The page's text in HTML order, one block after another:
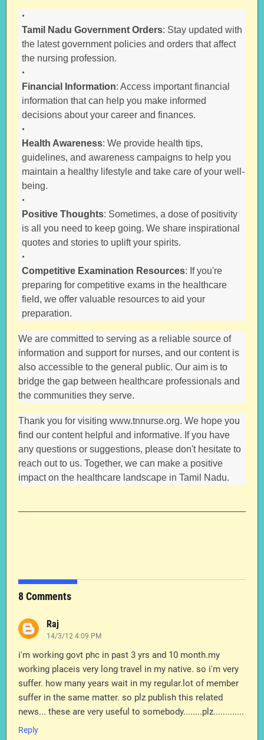
Tamil Nadu Government Orders: Stay updated with
the latest government policies and orders that affect
the nursing profession.
Financial Information: Access important financial
information that can help you make informed
decisions about your career and finances.
Health Awareness: We provide health tips,
guidelines, and awareness campaigns to help you
maintain a healthy lifestyle and take care of your well-
being.
Positive Thoughts: Sometimes, a dose of positivity
is all you need to keep going. We share inspirational
quotes and stories to uplift your spirits.
Competitive Examination Resources: If you're
preparing for competitive exams in the healthcare
field, we offer valuable resources to aid your
preparation.
We are committed to serving as a reliable source of
information and support for nurses, and our content is
also accessible to the general public. Our aim is to
bridge the gap between healthcare professionals and
the communities they serve.
Thank you for visiting www.tnnurse.org. We hope you
find our content helpful and informative. If you have
any questions or suggestions, please don't hesitate to
reach out to us. Together, we can make a positive
impact on the healthcare landscape in Tamil Nadu.
8 Comments
Raj
14/3/12 4:09 PM
i'm working govt phc in past 3 yrs and 10 month.my
working placeis very long travel in my native. so i'm very
suffer. how many years wait in my regular.lot of member
suffer in the same matter. so plz publish this related
news... these are very useful to somebody........plz.............
Reply